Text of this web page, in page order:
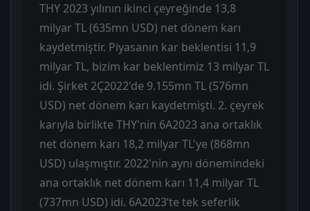
THY 2023 yılının ikinci çeyreğinde 13,8
milyar TL (635mn USD) net dönem karı
kaydetmiştir. Piyasanın kar beklentisi 11,9
milyar TL, bizim kar beklentimiz 13 milyar TL
idi. Şirket 2Ç2022'de 9.155mn TL (576mn
USD) net dönem karı kaydetmişti. 2. çeyrek
karıyla birlikte THY'nin 6A2023 ana ortaklık
net dönem karı 18,2 milyar TL'ye (868mn
USD) ulaşmıştır. 2022'nin aynı dönemindeki
ana ortaklık net dönem karı 11,4 milyar TL
(737mn USD) idi. 6A2023’te tek seferlik